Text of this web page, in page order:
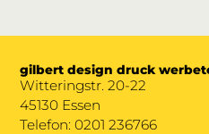
gilbert design druck
Witteringstr. 20-22
45130 Essen
Telefon: 0201 236766